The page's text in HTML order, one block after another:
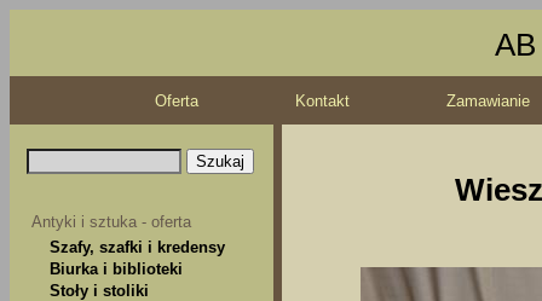
Oferta Kontakt Zamawianie
Antyki i sztuka - oferta
Szafy, szafki i kredensy
Biurka i biblioteki
Stoły i stoliki